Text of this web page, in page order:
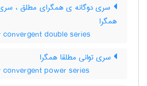
سری دوگانه ی همگرای مطلق ،
همگرا
double series
سری توانی مطلقا همگرا
power series